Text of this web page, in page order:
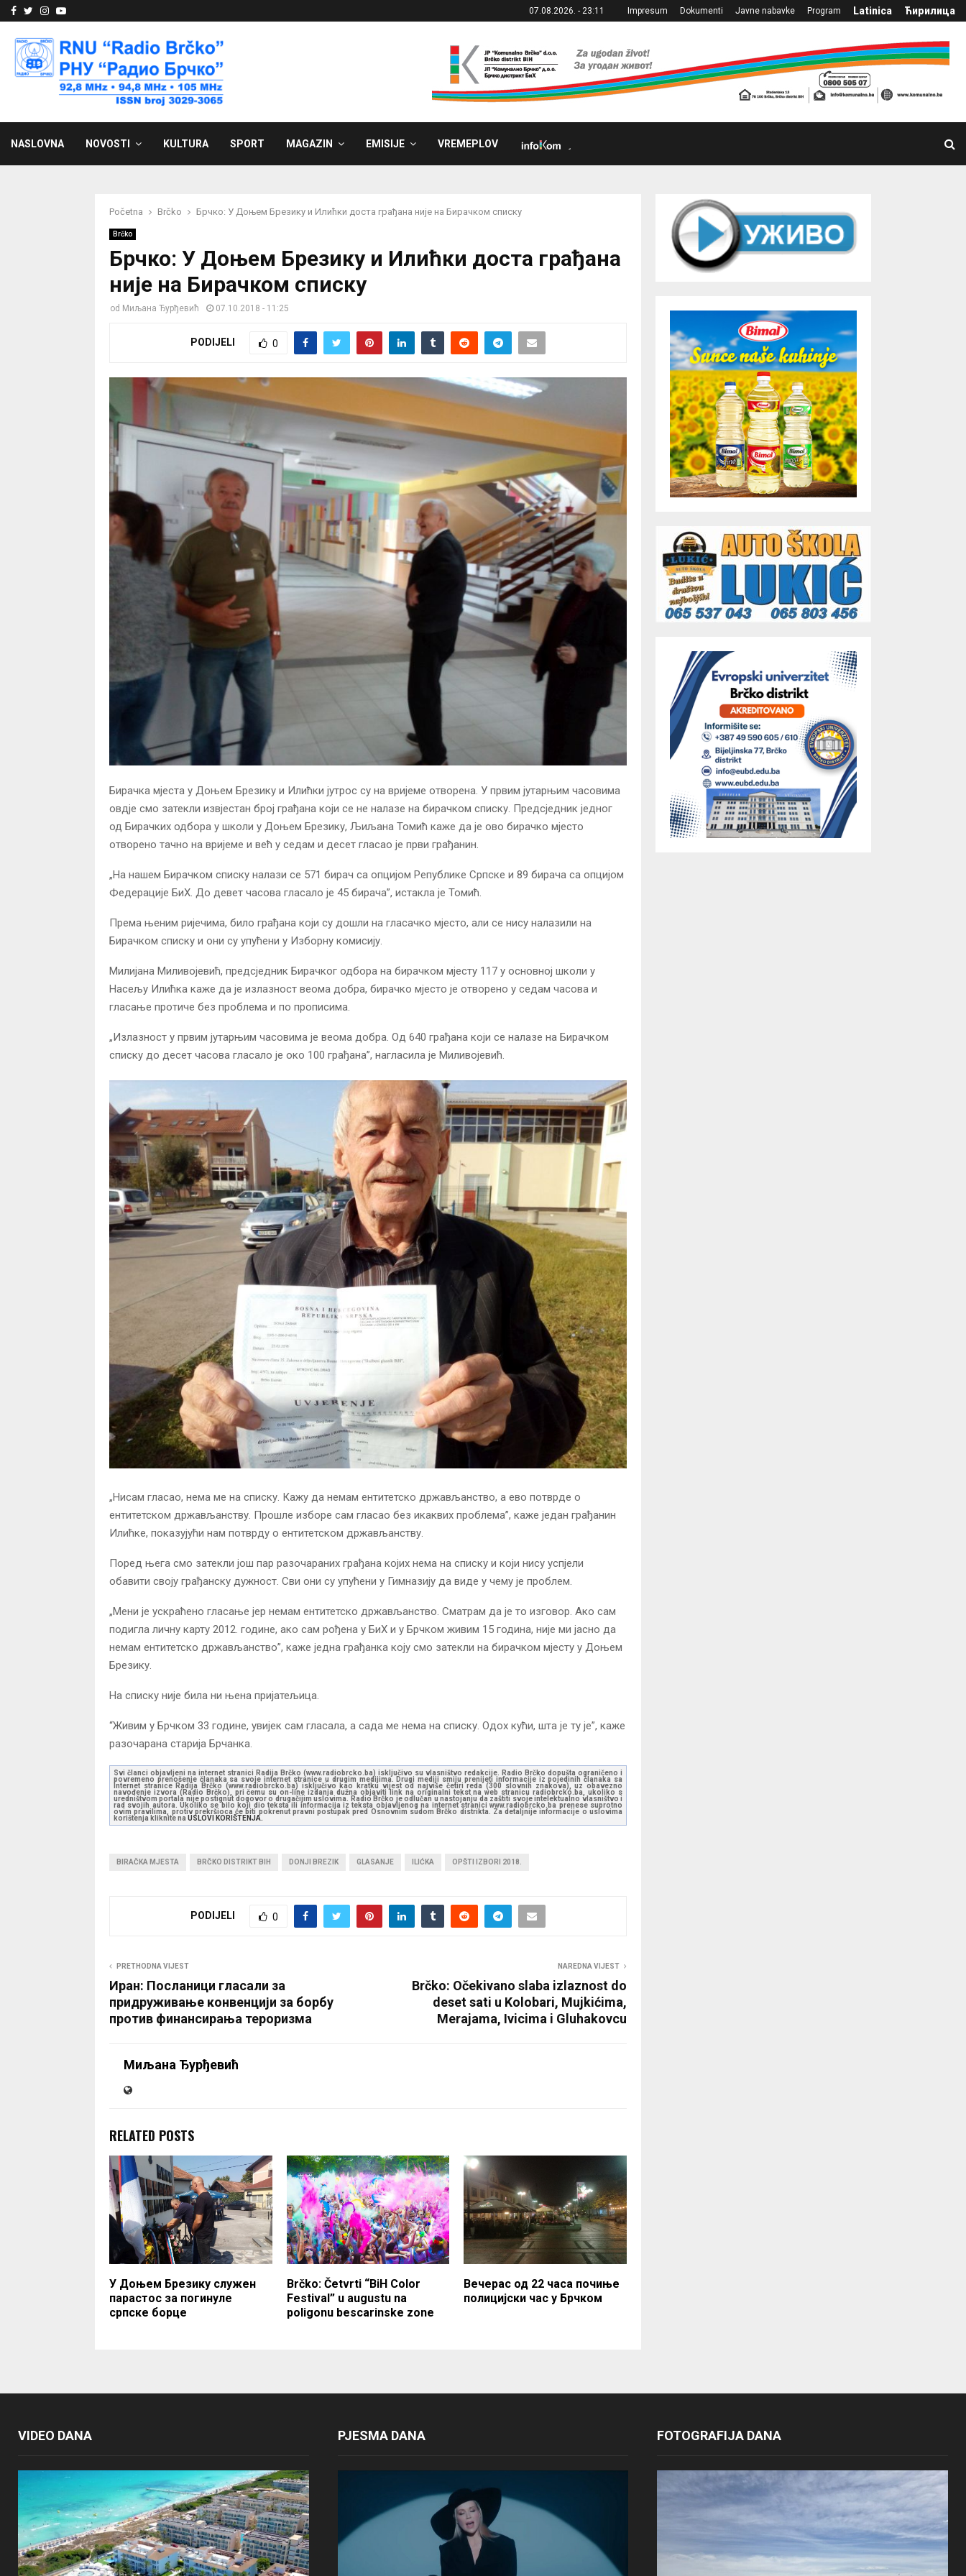
Facebook
Twitter
Instagram
Youtube 07.08.2026. - 23:11 Impresum Dokumenti Javne nabavke Program Latinica Ћирилица
NASLOVNA NOVOSTI KULTURA SPORT MAGAZIN EMISIJE VREMEPLOV
Početna Brčko Брчко: У Доњем Брезику и Илићки доста грађана није на Бирачком списку
Brčko
Брчко: У Доњем Брезику и Илићки доста грађана
није на Бирачком списку
od Миљана Ђурђевић 07.10.2018 - 11:25
PODIJELI 0
Бирачка мјеста у Доњем Брезику и Илићки јутрос су на вријеме отворена. У првим јутарњим часовима
овдје смо затекли извјестан број грађана који се не налазе на бирачком списку. Предсједник једног
од Бирачких одбора у школи у Доњем Брезику, Љиљана Томић каже да је ово бирачко мјесто
отворено тачно на вријеме и већ у седам и десет гласао је први грађанин.
„На нашем Бирачком списку налази се 571 бирач са опцијом Републике Српске и 89 бирача са опцијом
Федерације БиХ. До девет часова гласало је 45 бирача”, истакла је Томић.
Према њеним ријечима, било грађана који су дошли на гласачко мјесто, али се нису налазили на
Бирачком списку и они су упућени у Изборну комисију.
Милијана Миливојевић, предсједник Бирачког одбора на бирачком мјесту 117 у основној школи у
Насељу Илићка каже да је излазност веома добра, бирачко мјесто је отворено у седам часова и
гласање протиче без проблема и по прописима.
„Излазност у првим јутарњим часовима је веома добра. Од 640 грађана који се налазе на Бирачком
списку до десет часова гласало је око 100 грађана”, нагласила је Миливојевић.
„Нисам гласао, нема ме на списку. Кажу да немам ентитетско држављанство, а ево потврде о
ентитетском држављанству. Прошле изборе сам гласао без икаквих проблема”, каже један грађанин
Илићке, показујући нам потврду о ентитетском држављанству.
Поред њега смо затекли још пар разочараних грађана којих нема на списку и који нису успјели
обавити своју грађанску дужност. Сви они су упућени у Гимназију да виде у чему је проблем.
„Мени је ускраћено гласање јер немам ентитетско држављанство. Сматрам да је то изговор. Ако сам
подигла личну карту 2012. године, ако сам рођена у БиХ и у Брчком живим 15 година, није ми јасно да
немам ентитетско држављанство”, каже једна грађанка коју смо затекли на бирачком мјесту у Доњем
Брезику.
На списку није била ни њена пријатељица.
“Живим у Брчком 33 године, увијек сам гласала, а сада ме нема на списку. Одох кући, шта је ту је”, каже
разочарана старија Брчанка.
Svi članci objavljeni na internet stranici Radija Brčko (www.radiobrcko.ba) isključivo su vlasništvo redakcije. Radio Brčko dopušta ograničeno i
povremeno prenošenje članaka sa svoje internet stranice u drugim medijima. Drugi mediji smiju prenijeti informacije iz pojedinih članaka sa
Internet stranice Radija Brčko (www.radiobrcko.ba) isključivo kao kratku vijest od najviše četiri reda (300 slovnih znakova), uz obavezno
navođenje izvora (Radio Brčko), pri čemu su on-line izdanja dužna objaviti link na originalni tekst na web stranicu radiobrcko.ba, ukoliko s
uredništvom portala nije postignut dogovor o drugačijim uslovima. Radio Brčko je odlučan u nastojanju da zaštiti svoje intelektualno vlasništvo i
rad svojih autora. Ukoliko se bilo koji dio teksta ili informacija iz teksta objavljenog na internet stranici www.radiobrcko.ba prenese suprotno
ovim pravilima, protiv prekršioca će biti pokrenut pravni postupak pred Osnovnim sudom Brčko distrikta. Za detaljnije informacije o uslovima
korištenja kliknite na USLOVI KORIŠTENJA.
BIRAČKA MJESTA BRČKO DISTRIKT BIH DONJI BREZIK GLASANJE ILIĆKA OPŠTI IZBORI 2018.
PODIJELI 0
PRETHODNA VIJEST
Иран: Посланици гласали за
придруживање конвенцији за борбу
против финансирања тероризма
NAREDNA VIJEST
Brčko: Očekivano slaba izlaznost do
deset sati u Kolobari, Mujkićima,
Merajama, Ivicima i Gluhakovcu
Миљана Ђурђевић
RELATED POSTS
У Доњем Брезику служен
парастос за погинуле
српске борце
Brčko: Četvrti “BiH Color
Festival” u augustu na
poligonu bescarinske zone
Вечерас од 22 часа почиње
полицијски час у Брчком
VIDEO DANA PJESMA DANA FOTOGRAFIJA DANA